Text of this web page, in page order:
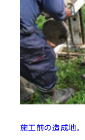
施工前の造成地。